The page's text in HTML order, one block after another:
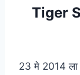
Tiger
23 मे 2014 ला